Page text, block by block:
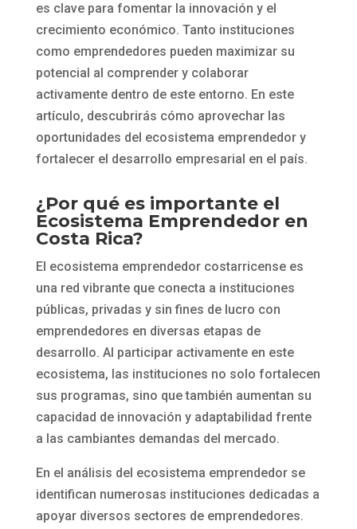
es clave para fomentar la innovación y el
crecimiento económico. Tanto instituciones
como emprendedores pueden maximizar su
potencial al comprender y colaborar
activamente dentro de este entorno. En este
artículo, descubrirás cómo aprovechar las
oportunidades del ecosistema emprendedor y
fortalecer el desarrollo empresarial en el país.
¿Por qué es importante el
Ecosistema Emprendedor en
Costa Rica?
El ecosistema emprendedor costarricense es
una red vibrante que conecta a instituciones
públicas, privadas y sin fines de lucro con
emprendedores en diversas etapas de
desarrollo. Al participar activamente en este
ecosistema, las instituciones no solo fortalecen
sus programas, sino que también aumentan su
capacidad de innovación y adaptabilidad frente
a las cambiantes demandas del mercado.
En el análisis del ecosistema emprendedor se
identifican numerosas instituciones dedicadas a
apoyar diversos sectores de emprendedores.